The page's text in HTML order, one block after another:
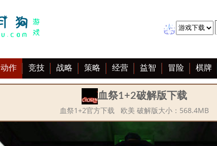
动作 竞技 战略 策略 经营 益智 冒险 棋牌
血祭1+2破解版下载
血祭1+2官方下载 欧美 破解版大小：568.4MB